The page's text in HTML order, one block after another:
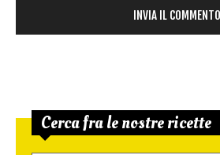
Cerca fra le nostre ricette